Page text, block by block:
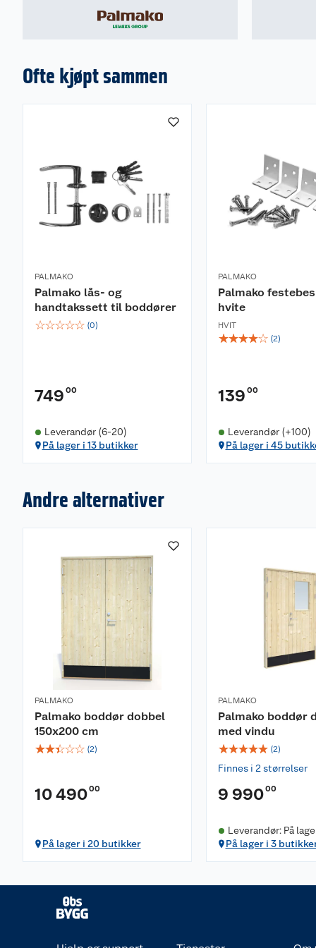
Karm
Terskel
Ta kontakt med ditt nærmeste Obs BYGG-varehus
Ofte kjøpt sammen
PALMAKO
Palmako lås- og
handtakssett til boddører
☆☆☆☆☆ (0)
749 00
Leverandør (6-20)
På lager i 13 butikker
PALMAKO
Palmako
hvite
HVIT
☆☆☆☆☆ (2)
139 00
Leverandør (+100)
På lager i 45
Andre alternativer
PALMAKO
Palmako boddør dobbel
150x200 cm
☆☆☆☆☆ (2)
10 49000
På lager i 20 butikker
PALMAKO
Palmako boddør
med vindu
☆☆☆☆☆ (2)
Finnes i 2 størrelser
9 99000
Leverandør: På
På lager i 3